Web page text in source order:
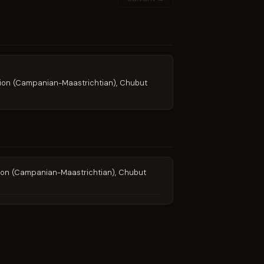
(Campanian-Maastrichtian), Chubut
(Campanian-Maastrichtian), Chubut